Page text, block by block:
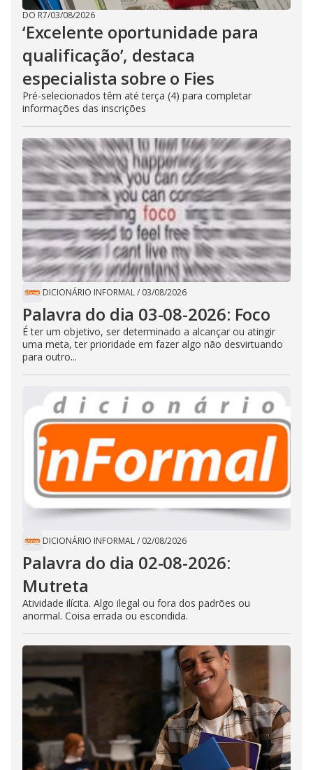
DO R7/03/08/2026
‘Excelente oportunidade para
qualificação’, destaca
especialista sobre o Fies
Pré-selecionados têm até terça (4) para completar
informações das inscrições
DICIONÁRIO INFORMAL/ 03/08/2026
Palavra do dia 03-08-2026: Foco
É ter um objetivo, ser determinado a alcançar ou atingir
uma meta, ter prioridade em fazer algo não desvirtuando
para outro...
DICIONÁRIO INFORMAL/ 02/08/2026
Palavra do dia 02-08-2026:
Mutreta
Atividade ilícita. Algo ilegal ou fora dos padrões ou
anormal. Coisa errada ou escondida.